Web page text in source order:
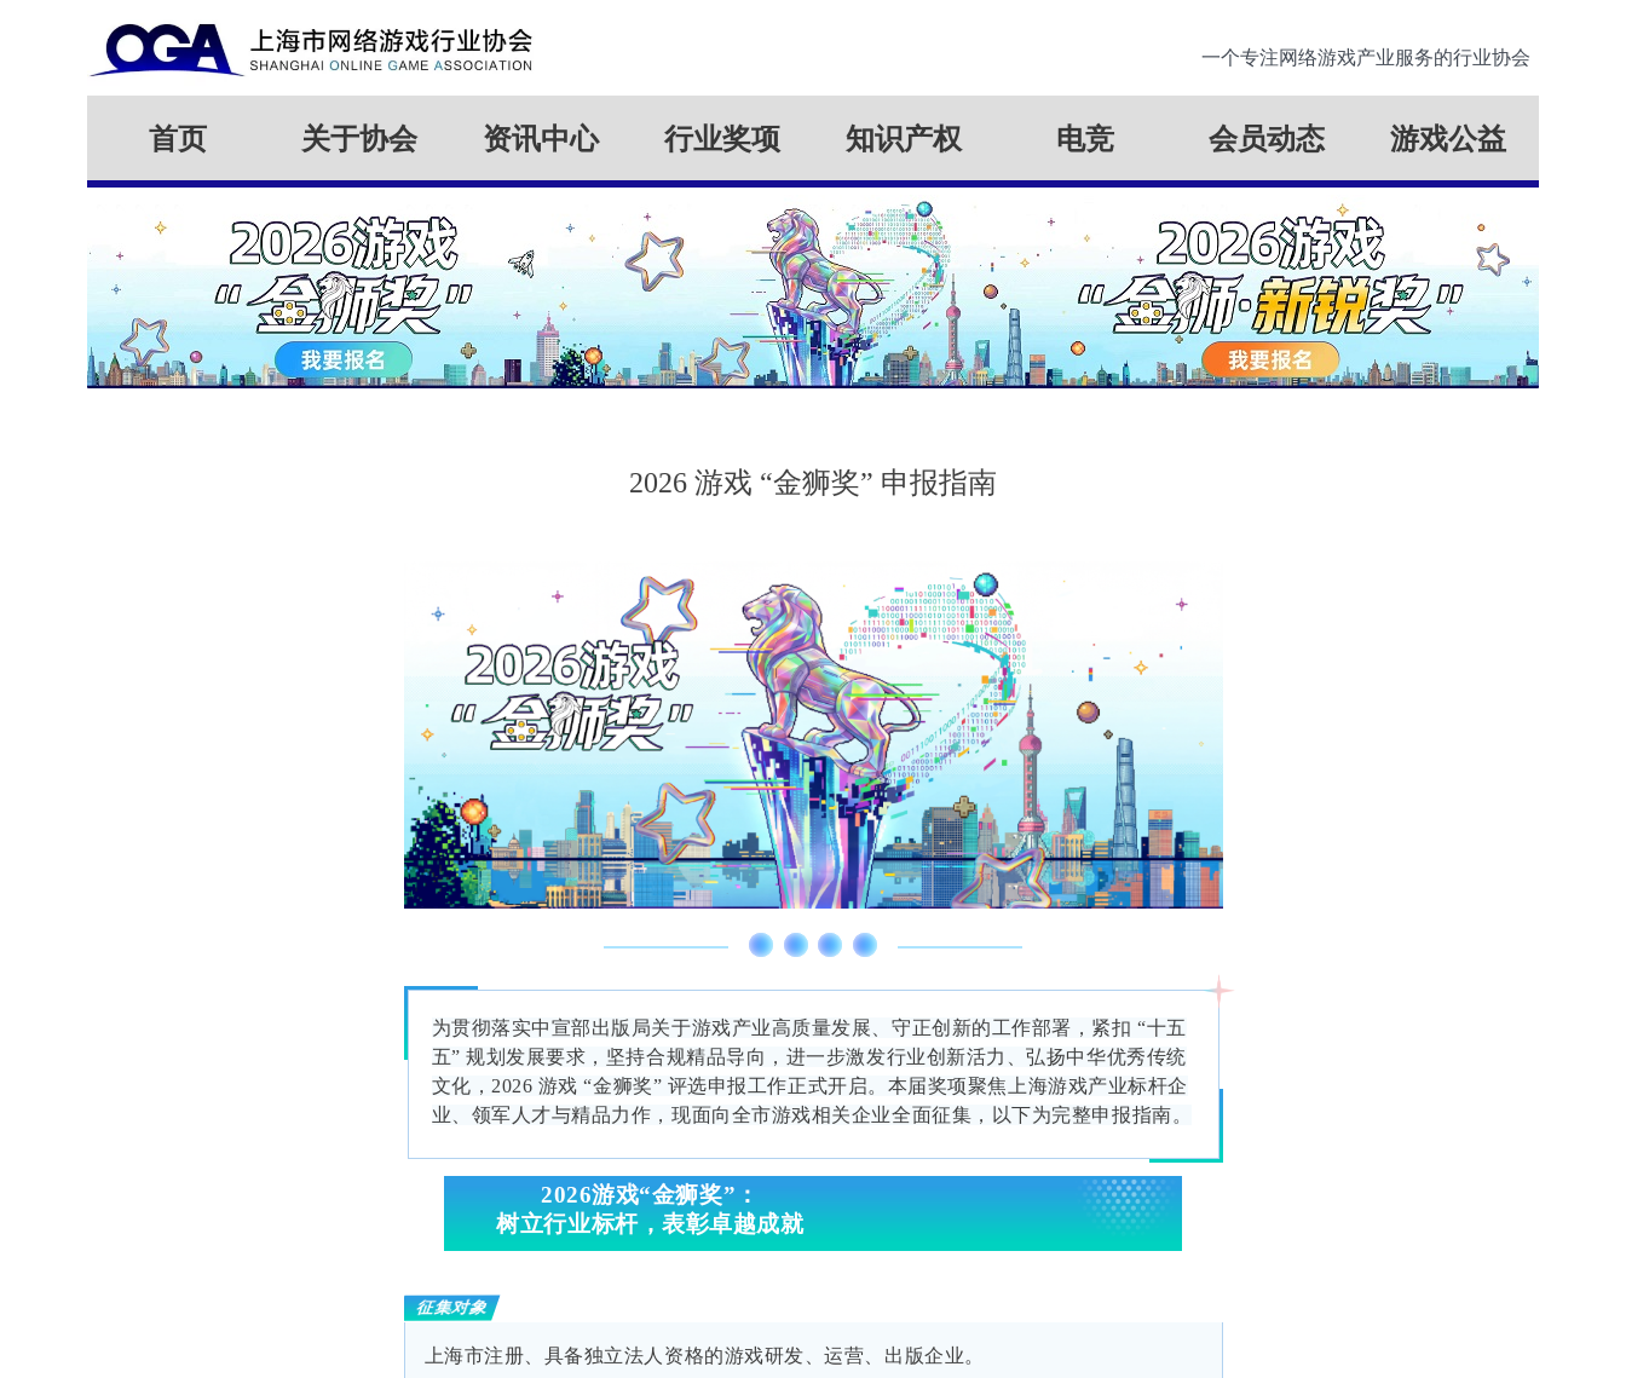
首页 关于协会 资讯中心 行业奖项 知识产权 电竞 会员动态 游戏公益
一个专注网络游戏产业服务的行业协会
2026 游戏 “金狮奖” 申报指南
为贯彻落实中宣部出版局关于游戏产业高质量发展、守正创新的工作部署，紧扣 “十五
五” 规划发展要求，坚持合规精品导向，进一步激发行业创新活力、弘扬中华优秀传统
文化， 2026 游戏 “金狮奖” 评选申报工作正式开启。本届奖项聚焦上海游戏产业标杆企
业、领军人才与精品力作，现面向全市游戏相关企业全面征集，以下为完整申报指南。
2026游戏“金狮奖”：
树立行业标杆，表彰卓越成就
征集对象
上海市注册、具备独立法人资格的游戏研发、运营、出版企业。